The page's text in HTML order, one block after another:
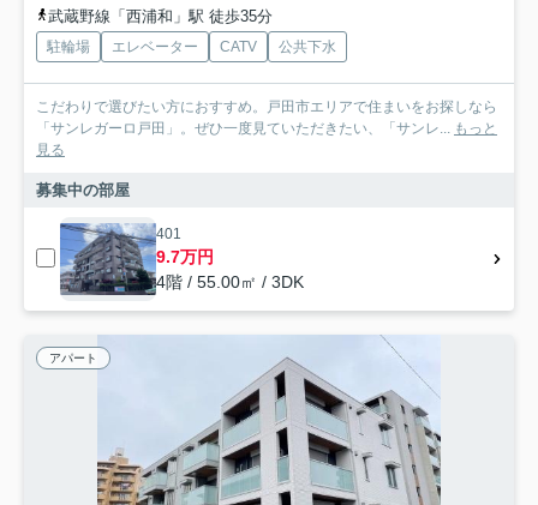
武蔵野線「西浦和」駅 徒歩35分
駐輪場 エレベーター CATV 公共下水
こだわりで選びたい方におすすめ。戸田市エリアで住まいをお探しなら
「サンレガーロ戸田」。ぜひ一度見ていただきたい、「サンレ...
もっと
見る
募集中の部屋
401
9.7万円
4階 / 55.00㎡ / 3DK
アパート